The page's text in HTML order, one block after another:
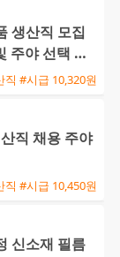
생산직 모집
주야 선택 가
#시급 10,320원
직 채용 주야
#시급 10,450원
신소재 필름